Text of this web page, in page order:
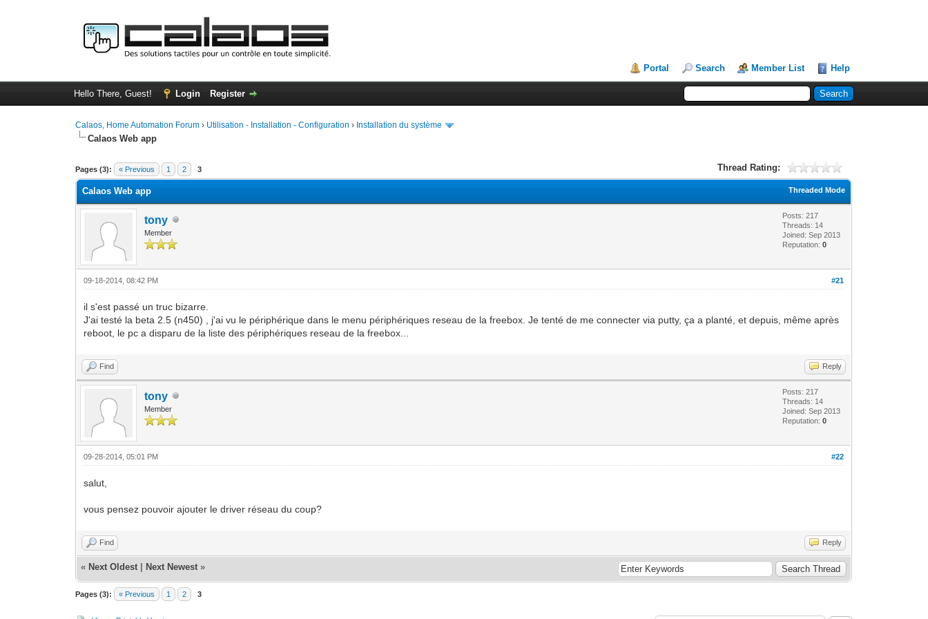
Portal Search Member List Help
Hello There, Guest! Login Register
Calaos, Home Automation Forum › Utilisation - Installation - Configuration › Installation du système
Calaos Web app
Pages (3): « Previous 1 2 3 Thread Rating:
0 Vote(s) - 0 Average
1
2
3
4
5
Threaded Mode
Calaos Web app
tony
Member
Posts: 217
Threads: 14
Joined: Sep 2013
Reputation:0
#21
09-18-2014, 08:42 PM
il s'est passé un truc bizarre.
J'ai testé la beta 2.5 (n450) , j'ai vu le périphérique dans le menu périphériques reseau de la freebox. Je tenté de me connecter via putty, ça a planté, et depuis, même après
reboot, le pc a disparu de la liste des périphériques reseau de la freebox...
Find Reply
tony
Member
Posts: 217
Threads: 14
Joined: Sep 2013
Reputation:0
#22
09-28-2014, 05:01 PM
salut,
vous pensez pouvoir ajouter le driver réseau du coup?
Find Reply
« Next Oldest Next Newest »
Pages (3): « Previous 1 2 3